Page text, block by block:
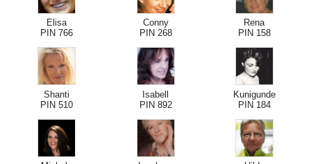
Elisa
PIN 766
Conny
PIN 268
Rena
PIN 158
Shanti
PIN 510
Isabell
PIN 892
Kunigunde
PIN 184